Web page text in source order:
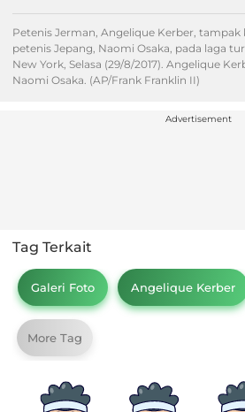
Petenis Jerman, Angelique Kerber, tampak
petenis Jepang, Naomi Osaka, pada laga
New York, Selasa (29/8/2017). Angelique
Naomi Osaka. (AP/Frank Franklin II)
Tag Terkait
Galeri Foto Angelique Kerber
More Tag